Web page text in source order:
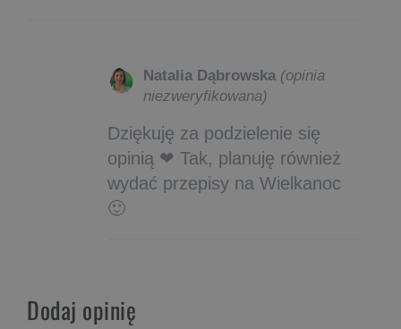
Natalia Dąbrowska (opinia
niezweryfikowana)
Dziękuję za podzielenie się
opinią ❤ Tak, planuję również
wydać przepisy na Wielkanoc
🙂
Dodaj opinię